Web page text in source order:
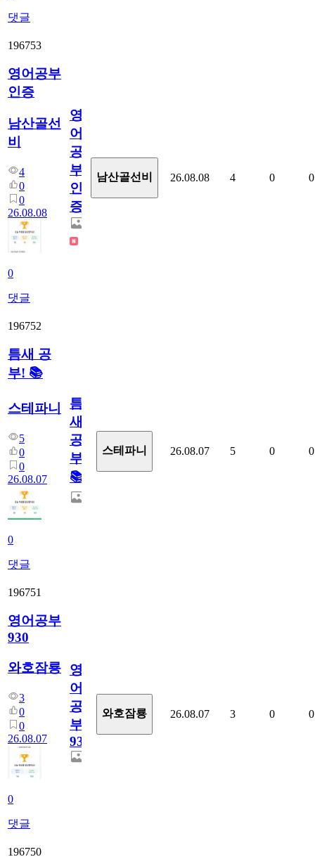
댓글
196753
영어공부
인증
남산골선
비
4
0
0
26.08.08
0
댓글
영
어
공
부
인
증
남산골선비 26.08.08 4 0 0
196752
틈새 공
부! 📚
스테파니
5
0
0
26.08.07
0
댓글
틈
새
공
부!
📚
스테파니 26.08.07 5 0 0
196751
영어공부
930
와호잠룡
3
0
0
26.08.07
0
댓글
영
어
공
부
930
와호잠룡 26.08.07 3 0 0
196750